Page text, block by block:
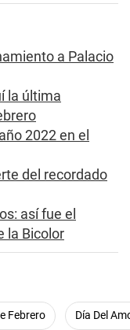
a Palacio
la última
2022 en el
del recordado
así fue el
la Bicolor
Febrero Día Del